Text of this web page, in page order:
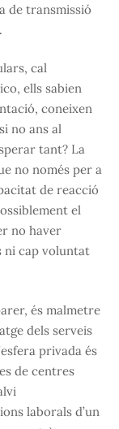
de transmissió
cal
ells sabien
coneixen
no ans al
tant? La
no només per a
de reacció
el
no haver
ni cap voluntat
és malmetre
dels serveis
privada és
de centres
laborals d’un